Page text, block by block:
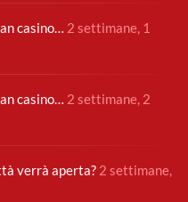
casino… 2 settimane, 1
casino… 2 settimane, 2
verrà aperta? 2 settimane,